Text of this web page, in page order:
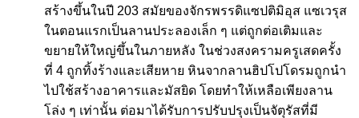
สร้างขึ้นในปี 203 สมัยของจักรพรรดิแซปติมิอุส แซเวรุส
ในตอนแรกเป็นลานประลองเล็ก ๆ แต่ถูกต่อเติมและ
ขยายให้ใหญ่ขึ้นในภายหลัง ในช่วงสงครามครูเสดครั้ง
ที่ 4 ถูกทิ้งร้างและเสียหาย หินจากลานฮิปโปโดรมถูกนำ
ไปใช้สร้างอาคารและมัสยิด โดยทำให้เหลือเพียงลาน
โล่ง ๆ เท่านั้น ต่อมาได้รับการปรับปรุงเป็นจัตุรัสที่มี